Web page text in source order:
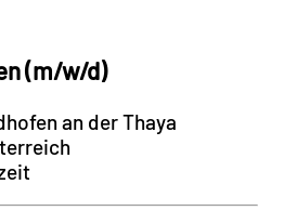
(m/w/d)
an der Thaya